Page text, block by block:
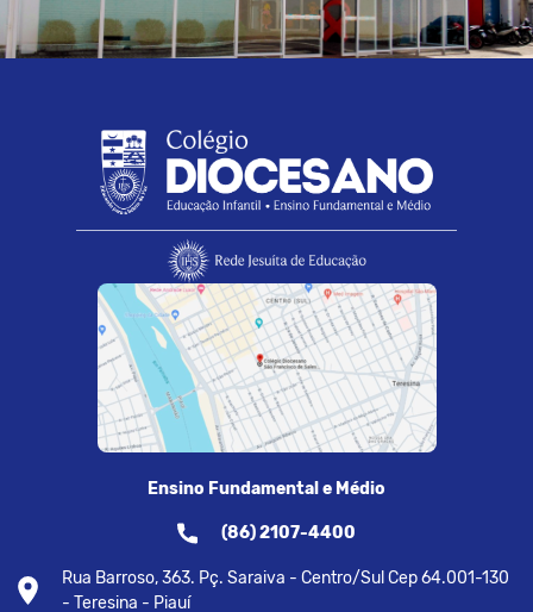
Ensino Fundamental e Médio
(86) 2107-4400
Rua Barroso, 363. Pç. Saraiva - Centro/Sul Cep 64.001-130
- Teresina - Piauí